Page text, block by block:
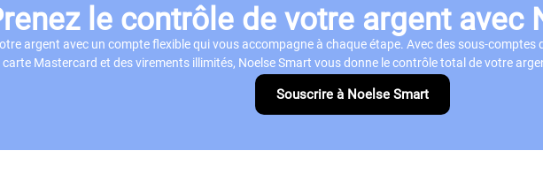
le contrôle de votre argent avec
argent avec un compte flexible qui vous accompagne à chaque étape. Avec des sous-comptes
carte Mastercard et des virements illimités, Noelse Smart vous donne le contrôle total de votre
Souscrire à Noelse Smart